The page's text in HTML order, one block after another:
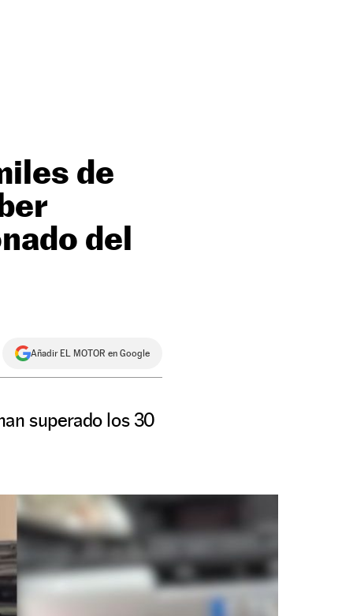
de
del
Añadir EL MOTOR en Google
superado los 30